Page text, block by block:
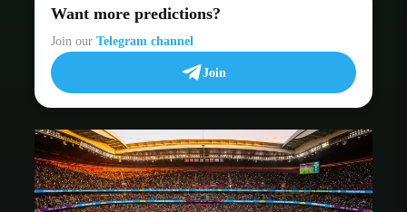
Want more predictions?
Join ourTelegram channel
Join